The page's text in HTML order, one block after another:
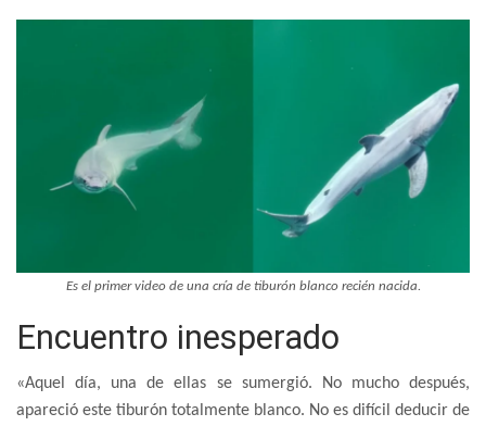
Es el primer video de una cría de tiburón blanco recién nacida.
Encuentro inesperado
«Aquel día, una de ellas se sumergió. No mucho después,
apareció este tiburón totalmente blanco. No es difícil deducir de